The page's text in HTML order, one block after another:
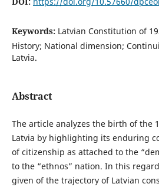
Keywords: Latvian Constitution of
History; National dimension;
Latvia.
Abstract
The article analyzes the birth of the
Latvia by highlighting its enduring
of citizenship as attached to the
to the “ethnos” nation. In this
given of the trajectory of Latvian